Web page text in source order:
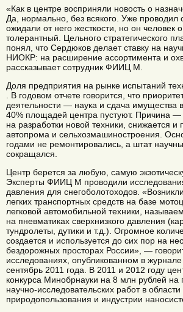
«Как в центре восприняли новость о
Да, нормально, без всякого. Уже
ожидали от него жесткости, но он человек
толерантный. Цельного стратегического
понял, что Сердюков делает ставку на
НИОКР: на расширение ассортимента и
рассказывает сотрудник ФИИЦ М.
Доля предприятия на рынке испытаний
. В годовом отчете говорится, что
деятельности — наука и сдача имущества
40% площадей центра пустуют. Причина —
на разработки новой техники, снижается и
автопрома и сельхозмашиностроения.
годами не ремонтировались, а штат
сокращался.
Центр берется за любую, самую
Эксперты ФИИЦ М проводили
давления для снегоболотоходов.
легких транспортных средств на базе
легковой автомобильной техники,
на пневматиках сверхнизкого давления
тундролеты, дутики и т.д.). Огромное
создается и используется до сих пор на
бездорожных просторах России», —
исследованиях, опубликованном в
сентябрь 2011 года. В 2011 и 2012 году
конкурса Минобрнауки на 8 млн рублей на
научно-исследовательских работ в
природопользования и индустрии